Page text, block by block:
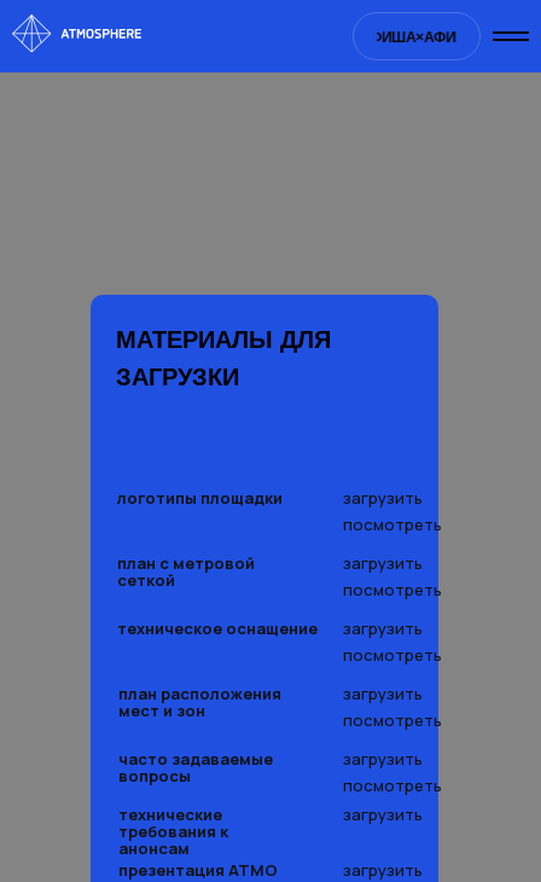
АФИША×АФИША× АФИША×АФИША×
логотипы площадки
посмотреть
загрузить
посмотреть
загрузить
план с метровой
сеткой
посмотреть
загрузить
техническое оснащение
посмотреть
посмотреть
загрузить
план расположения
мест и зон
МАТЕРИАЛЫ ДЛЯ
ЗАГРУЗКИ
часто задаваемые
вопросы
загрузить
технические
требования к
анонсам
загрузить
презентация АТМО загрузить